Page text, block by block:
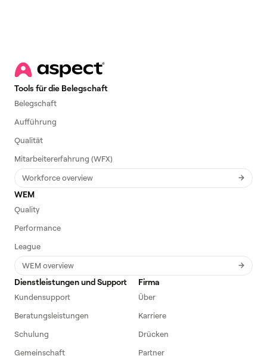
Tools für die Belegschaft
Belegschaft
Aufführung
Qualität
Mitarbeitererfahrung (WFX)
Workforce overview
WEM
Quality
Performance
League
WEM overview
Dienstleistungen und Support
Kundensupport
Beratungsleistungen
Schulung
Gemeinschaft
Firma
Über
Karriere
Drücken
Partner